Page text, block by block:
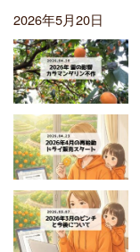
2026年5月20日